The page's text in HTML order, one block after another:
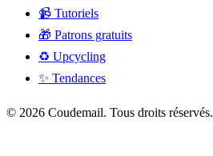
📹 Tutoriels
🎁 Patrons gratuits
♻️ Upcycling
✨ Tendances
© 2026 Coudemail. Tous droits réservés.